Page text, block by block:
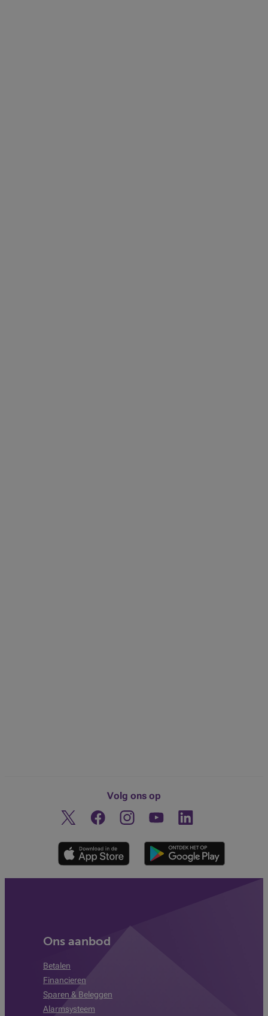
Volg ons op
Twitter FacebookInstagramOntdek ons YouTube-kanaal
Linkedin
Ons aanbod
Betalen
Financieren
Sparen & Beleggen
Alarmsysteem